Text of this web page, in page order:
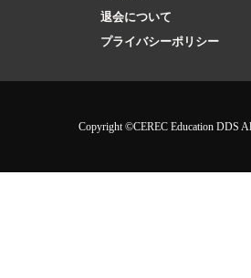
退会について
プライバシーポリシー
Copyright ©CEREC Education DDS